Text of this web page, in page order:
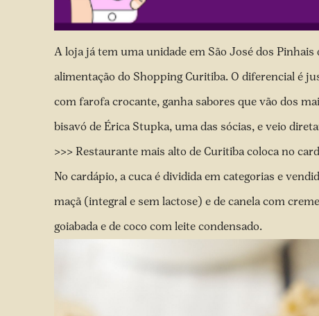
A loja já tem uma unidade em São José dos Pinhais
alimentação do Shopping Curitiba. O diferencial é
com farofa crocante, ganha sabores que vão dos
bisavó de Érica Stupka, uma das sócias, e veio
>>> Restaurante mais alto de Curitiba coloca no
No cardápio, a cuca é dividida em categorias e
maçã (integral e sem lactose) e de canela com
goiabada e de coco com leite condensado.